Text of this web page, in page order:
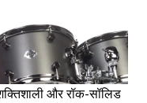
और रॉक-सॉलिड